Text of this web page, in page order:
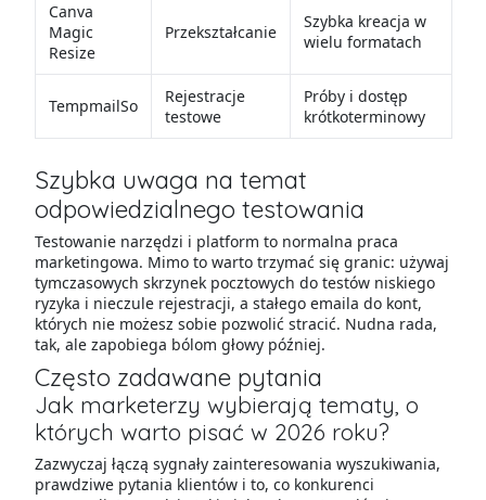
Canva
Magic
Resize
Przekształcanie
Szybka kreacja w
wielu formatach
TempmailSo
Rejestracje
testowe
Próby i dostęp
krótkoterminowy
Szybka uwaga na temat
odpowiedzialnego testowania
Testowanie narzędzi i platform to normalna praca
marketingowa. Mimo to warto trzymać się granic: używaj
tymczasowych skrzynek pocztowych do testów niskiego
ryzyka i nieczule rejestracji, a stałego emaila do kont,
których nie możesz sobie pozwolić stracić. Nudna rada,
tak, ale zapobiega bólom głowy później.
Często zadawane pytania
Jak marketerzy wybierają tematy, o
których warto pisać w 2026 roku?
Zazwyczaj łączą sygnały zainteresowania wyszukiwania,
prawdziwe pytania klientów i to, co konkurenci